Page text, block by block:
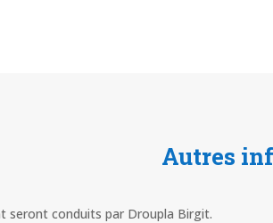
Autres
seront conduits par Droupla Birgit.